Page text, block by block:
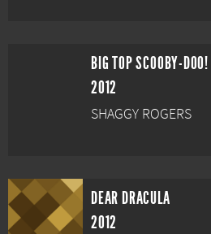
BIG TOP SCOOBY-DOO!
2012
SHAGGY ROGERS
DEAR DRACULA
2012